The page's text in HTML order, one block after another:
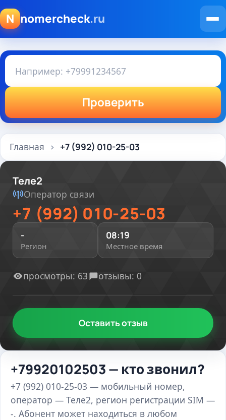
N nomercheck.ru
Проверить
Главная +7 (992) 010-25-03
просмотры: 63 отзывы: 0
Теле2
Оператор связи
+7 (992) 010-25-03
-
Регион
08:19
Местное время
Оставить отзыв
+79920102503 — кто звонил?
+7 (992) 010-25-03 — мобильный номер,
оператор — Теле2, регион регистрации SIM —
-. Абонент может находиться в любом